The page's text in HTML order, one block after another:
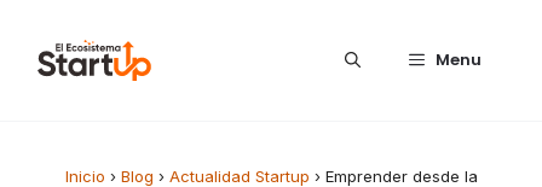
Menu
Inicio › Blog › Actualidad Startup › Emprender desde la